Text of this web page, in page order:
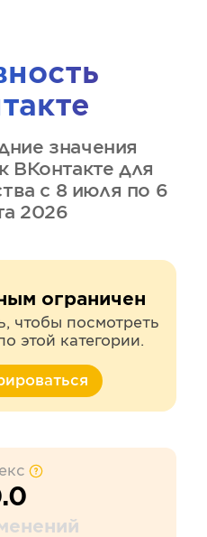
значения
ВКонтакте для
с 8 июля по 6
2026
ограничен
чтобы посмотреть
этой категории.